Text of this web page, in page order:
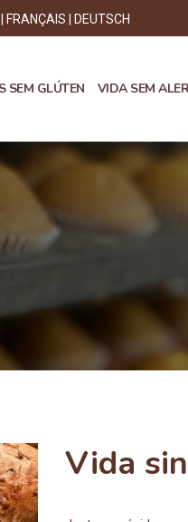
FRANÇAIS DEUTSCH
SEM GLÚTEN VIDA SEM
Vida